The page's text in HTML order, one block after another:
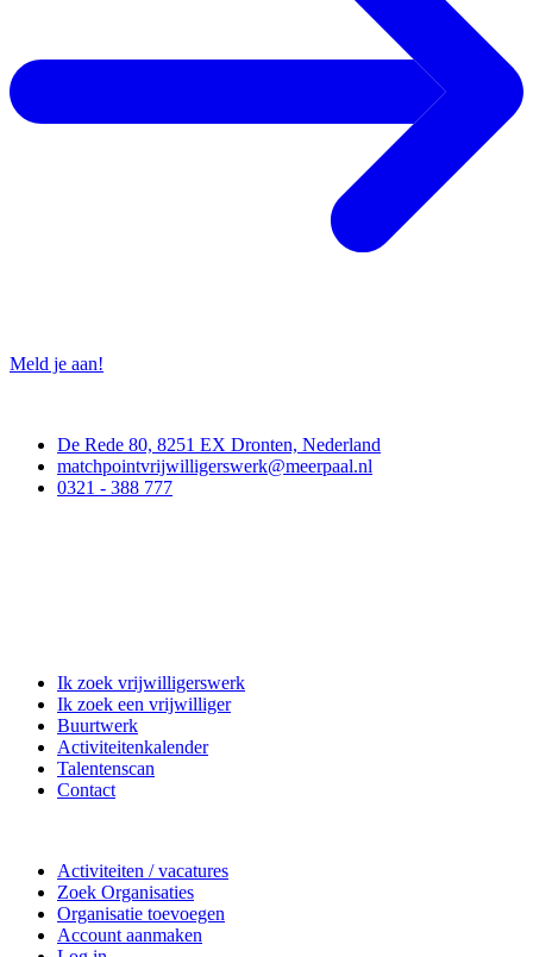
Meld je aan!
De Rede 80, 8251 EX Dronten, Nederland
matchpointvrijwilligerswerk@meerpaal.nl
0321 - 388 777
Ik zoek vrijwilligerswerk
Ik zoek een vrijwilliger
Buurtwerk
Activiteitenkalender
Talentenscan
Contact
Activiteiten / vacatures
Zoek Organisaties
Organisatie toevoegen
Account aanmaken